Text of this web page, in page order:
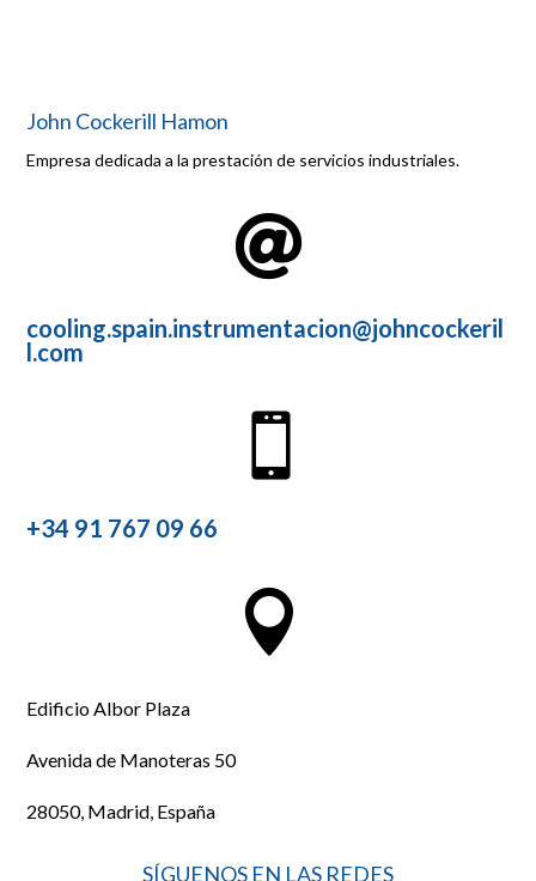
John Cockerill Hamon
Empresa dedicada a la prestación de servicios industriales.

cooling.spain.instrumentacion@johncockeril
l.com

+34 91 767 09 66

Edificio Albor Plaza
Avenida de Manoteras 50
28050, Madrid, España
SÍGUENOS EN LAS REDES